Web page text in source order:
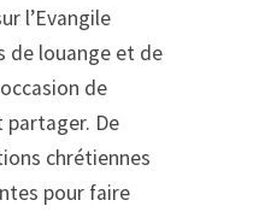
l’Evangile
de louange et de
de
De
chrétiennes
pour faire